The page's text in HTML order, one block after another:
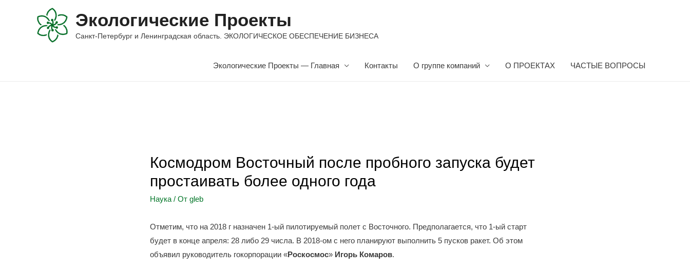
Экологические Проекты
Санкт-Петербург и Ленинградская область. ЭКОЛОГИЧЕСКОЕ ОБЕСПЕЧЕНИЕ БИЗНЕСА
Экологические Проекты — Главная Контакты О группе компаний О ПРОЕКТАХ ЧАСТЫЕ ВОПРОСЫ
Космодром Восточный после пробного запуска будет
простаивать более одного года
Наука / От gleb
Отметим, что на 2018 г назначен 1-ый пилотируемый полет с Восточного. Предполагается, что 1-ый старт
будет в конце апреля: 28 либо 29 числа. В 2018-ом с него планируют выполнить 5 пусков ракет. Об этом
объявил руководитель гокорпорации «Роскосмос» Игорь Комаров.